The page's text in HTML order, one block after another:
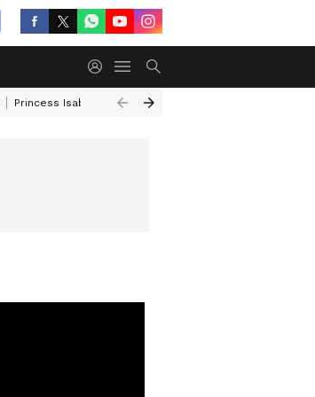
Princess Isabella Denmark Military Service